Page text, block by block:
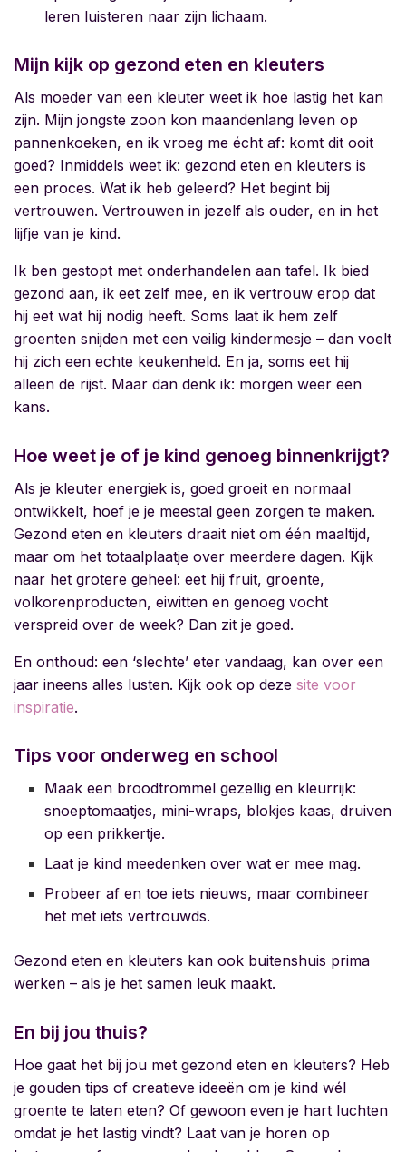
leren luisteren naar zijn lichaam.
Mijn kijk op gezond eten en kleuters
Als moeder van een kleuter weet ik hoe lastig het kan
zijn. Mijn jongste zoon kon maandenlang leven op
pannenkoeken, en ik vroeg me écht af: komt dit ooit
goed? Inmiddels weet ik: gezond eten en kleuters is
een proces. Wat ik heb geleerd? Het begint bij
vertrouwen. Vertrouwen in jezelf als ouder, en in het
lijfje van je kind.
Ik ben gestopt met onderhandelen aan tafel. Ik bied
gezond aan, ik eet zelf mee, en ik vertrouw erop dat
hij eet wat hij nodig heeft. Soms laat ik hem zelf
groenten snijden met een veilig kindermesje – dan voelt
hij zich een echte keukenheld. En ja, soms eet hij
alleen de rijst. Maar dan denk ik: morgen weer een
kans.
Hoe weet je of je kind genoeg binnenkrijgt?
Als je kleuter energiek is, goed groeit en normaal
ontwikkelt, hoef je je meestal geen zorgen te maken.
Gezond eten en kleuters draait niet om één maaltijd,
maar om het totaalplaatje over meerdere dagen. Kijk
naar het grotere geheel: eet hij fruit, groente,
volkorenproducten, eiwitten en genoeg vocht
verspreid over de week? Dan zit je goed.
En onthoud: een ‘slechte’ eter vandaag, kan over een
jaar ineens alles lusten. Kijk ook op deze site voor
inspiratie.
Tips voor onderweg en school
Maak een broodtrommel gezellig en kleurrijk:
snoeptomaatjes, mini-wraps, blokjes kaas, druiven
op een prikkertje.
Laat je kind meedenken over wat er mee mag.
Probeer af en toe iets nieuws, maar combineer
het met iets vertrouwds.
Gezond eten en kleuters kan ook buitenshuis prima
werken – als je het samen leuk maakt.
En bij jou thuis?
Hoe gaat het bij jou met gezond eten en kleuters? Heb
je gouden tips of creatieve ideeën om je kind wél
groente te laten eten? Of gewoon even je hart luchten
omdat je het lastig vindt? Laat van je horen op